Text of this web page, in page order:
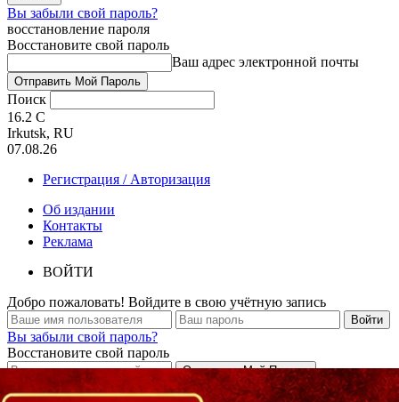
Вы забыли свой пароль?
восстановление пароля
Восстановите свой пароль
Ваш адрес электронной почты
Поиск
16.2 C
Irkutsk, RU
07.08.26
Регистрация / Авторизация
Об издании
Контакты
Реклама
ВОЙТИ
Добро пожаловать! Войдите в свою учётную запись
Вы забыли свой пароль?
Восстановите свой пароль
Кто есть кто в Байкальском регионе